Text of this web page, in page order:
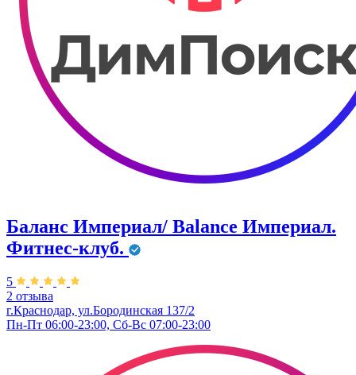
Баланс Империал/ Balance Империал.
Фитнес-клуб.
5
2 отзыва
г.Краснодар, ул.Бородинская 137/2
Пн-Пт 06:00-23:00, Сб-Вс 07:00-23:00